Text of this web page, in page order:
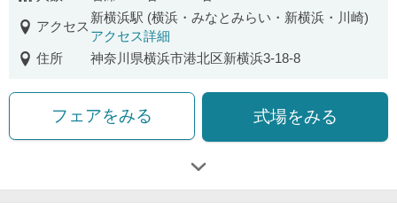
アクセス
新横浜駅 (横浜・みなとみらい・新横浜・川崎)
アクセス詳細
住所
神奈川県横浜市港北区新横浜3-18-8
フェアをみる 式場をみる